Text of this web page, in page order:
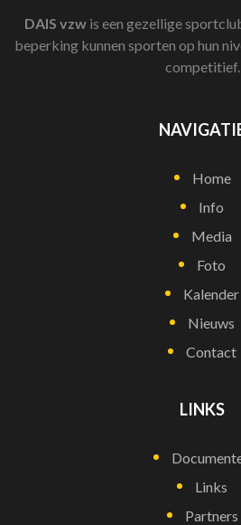
DAIS vzw is een gezellige
beperking kunnen sporten op hun
competitief.
Home
Info
Media
Foto
Kalender
Nieuws
Contact
LINKS
Links
Partners